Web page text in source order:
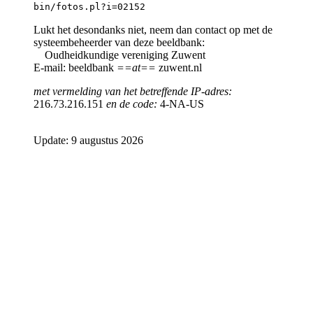
bin/fotos.pl?i=02152
Lukt het desondanks niet, neem dan contact op met de
systeembeheerder van deze beeldbank:
Oudheidkundige vereniging Zuwent
E-mail: beeldbank ==at== zuwent.nl
met vermelding van het betreffende IP-adres:
216.73.216.151 en de code: 4-NA-US
Update: 9 augustus 2026